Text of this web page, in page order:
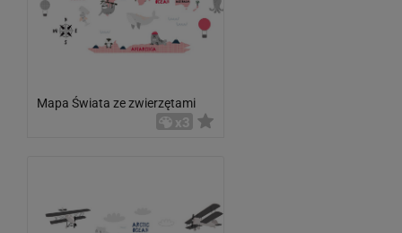
Mapa Świata ze zwierzętami
x3